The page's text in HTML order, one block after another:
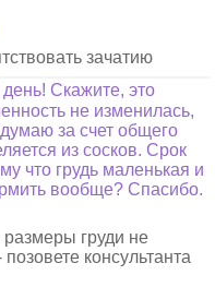
зачатию
Скажите, это
не изменилась,
за счет общего
из сосков. Срок
что грудь маленькая и
вообще? Спасибо.
груди не
консультанта